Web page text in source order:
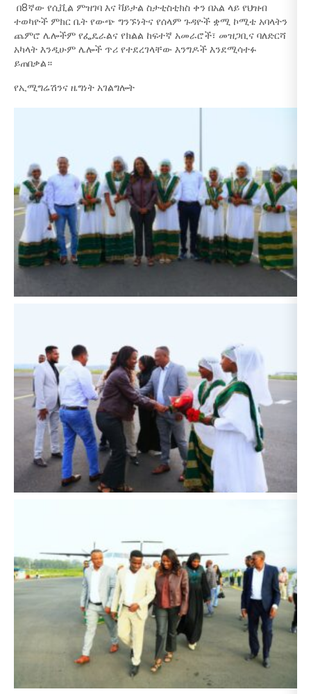
በ8ኛው የሲቪል ምዝገባ እና ቫይታል ስታቲስቲክስ ቀን በአል ላይ የህዝብ
ተወካዮች ምክር ቤት የውጭ ግንኙነትና የሰላም ጉዳዮች ቋሚ ኮሚቴ አባላትን
ጨምሮ ሌሎችም የፌዴራልና የክልል ከፍተኛ አመራሮች፣ መዝጋቢና ባለድርሻ
አካላት እንዲሁም ሌሎች ጥሪ የተደረገላቸው እንግዶች እንደሚሳተፉ
ይጠበቃል።
የኢሚግሬሽንና ዜግነት አገልግሎት